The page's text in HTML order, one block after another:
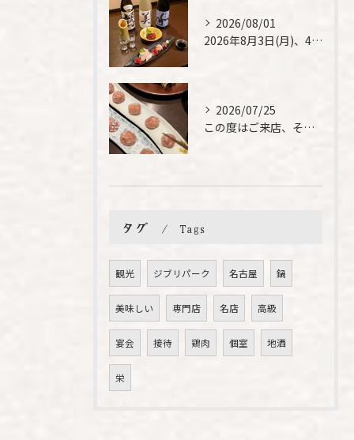
2026/08/01
2026年8月3日(月)、4日(火)は、臨時休業させて頂きま...
2026/07/25
この度はご来店、そして素敵なご紹介誠にありがとうございます✨...
タグ Tags
観光 ジブリパーク 名古屋 鍋
美味しい 専門店 名店 高級
宴会 接待 鶏肉 個室 地酒
栄